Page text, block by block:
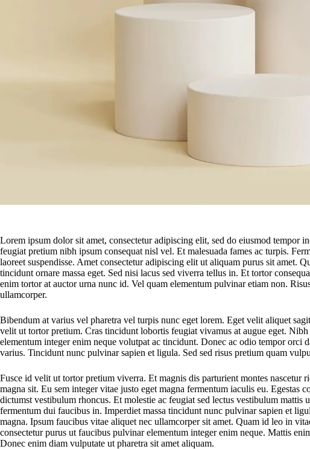
Lorem ipsum dolor sit amet, consectetur adipiscing elit, sed do eiusmod tempor
feugiat pretium nibh ipsum consequat nisl vel. Et malesuada fames ac turpis.
laoreet suspendisse. Amet consectetur adipiscing elit ut aliquam purus sit amet.
tincidunt ornare massa eget. Sed nisi lacus sed viverra tellus in. Et tortor
enim tortor at auctor urna nunc id. Vel quam elementum pulvinar etiam non.
ullamcorper.
Bibendum at varius vel pharetra vel turpis nunc eget lorem. Eget velit aliquet
velit ut tortor pretium. Cras tincidunt lobortis feugiat vivamus at augue eget.
elementum integer enim neque volutpat ac tincidunt. Donec ac odio tempor orci
varius. Tincidunt nunc pulvinar sapien et ligula. Sed sed risus pretium quam
Fusce id velit ut tortor pretium viverra. Et magnis dis parturient montes nascetur
magna sit. Eu sem integer vitae justo eget magna fermentum iaculis eu. Egestas
dictumst vestibulum rhoncus. Et molestie ac feugiat sed lectus vestibulum mattis
fermentum dui faucibus in. Imperdiet massa tincidunt nunc pulvinar sapien et
magna. Ipsum faucibus vitae aliquet nec ullamcorper sit amet. Quam id leo in
consectetur purus ut faucibus pulvinar elementum integer enim neque. Mattis
Donec enim diam vulputate ut pharetra sit amet aliquam.